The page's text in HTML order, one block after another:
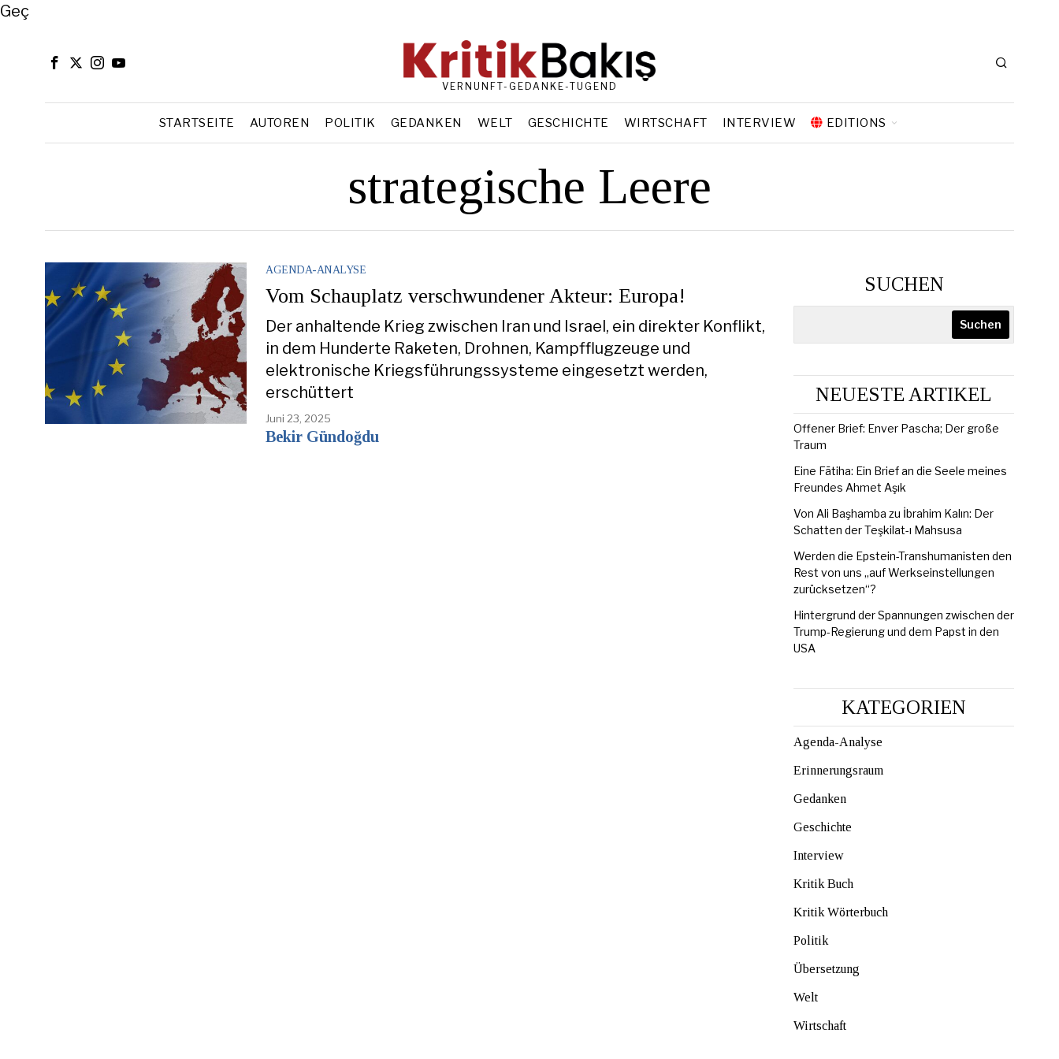
Close
Geç
VERNUNFT-GEDANKE-TUGEND
STARTSEITE AUTOREN POLITIK GEDANKEN WELT GESCHICHTE WIRTSCHAFT INTERVIEW EDITIONS
strategische Leere
AGENDA-ANALYSE
Vom Schauplatz verschwundener Akteur: Europa!
Der anhaltende Krieg zwischen Iran und Israel, ein direkter Konflikt,
in dem Hunderte Raketen, Drohnen, Kampfflugzeuge und
elektronische Kriegsführungssysteme eingesetzt werden,
erschüttert
Juni 23, 2025
Bekir Gündoğdu
SUCHEN
Suchen
NEUESTE ARTIKEL
Offener Brief: Enver Pascha; Der große
Traum
Eine Fātiha: Ein Brief an die Seele meines
Freundes Ahmet Aşık
Von Ali Başhamba zu İbrahim Kalın: Der
Schatten der Teşkilat-ı Mahsusa
Werden die Epstein-Transhumanisten den
Rest von uns „auf Werkseinstellungen
zurücksetzen“?
Hintergrund der Spannungen zwischen der
Trump-Regierung und dem Papst in den
USA
KATEGORIEN
Agenda-Analyse
Erinnerungsraum
Gedanken
Geschichte
Interview
Kritik Buch
Kritik Wörterbuch
Politik
Übersetzung
Welt
Wirtschaft